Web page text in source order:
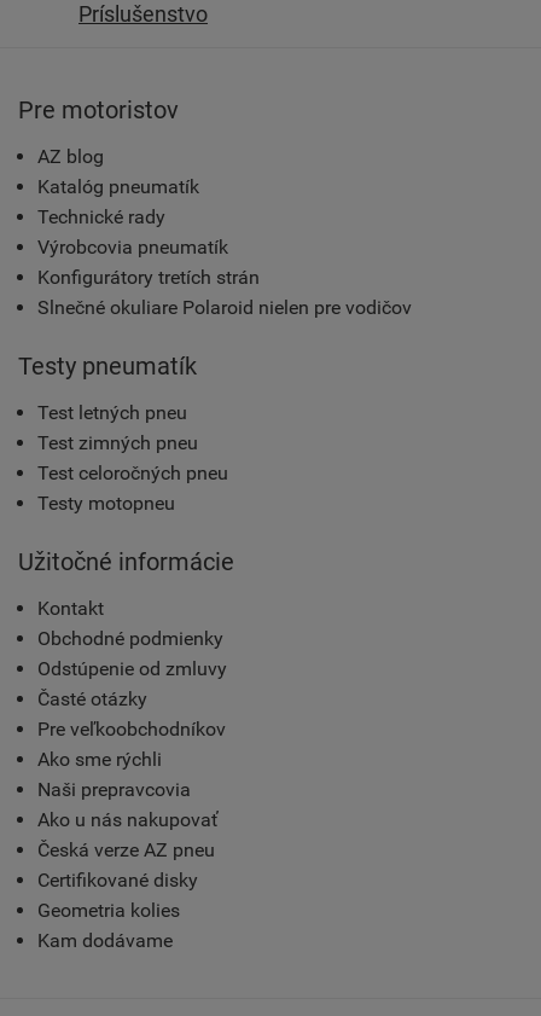
Príslušenstvo
Pre motoristov
AZ blog
Katalóg pneumatík
Technické rady
Výrobcovia pneumatík
Konfigurátory tretích strán
Slnečné okuliare Polaroid nielen pre vodičov
Testy pneumatík
Test letných pneu
Test zimných pneu
Test celoročných pneu
Testy motopneu
Užitočné informácie
Kontakt
Obchodné podmienky
Odstúpenie od zmluvy
Časté otázky
Pre veľkoobchodníkov
Ako sme rýchli
Naši prepravcovia
Ako u nás nakupovať
Česká verze AZ pneu
Certifikované disky
Geometria kolies
Kam dodávame